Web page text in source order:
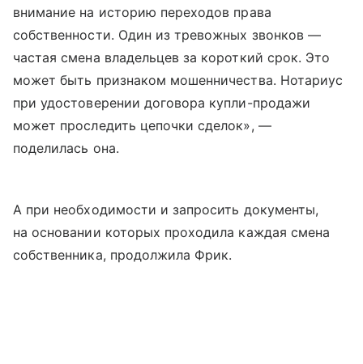
внимание на историю переходов права
собственности. Один из тревожных звонков —
частая смена владельцев за короткий срок. Это
может быть признаком мошенничества. Нотариус
при удостоверении договора купли-продажи
может проследить цепочки сделок», —
поделилась она.
А при необходимости и запросить документы,
на основании которых проходила каждая смена
собственника, продолжила Фрик.